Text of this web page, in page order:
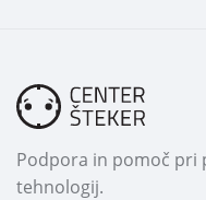
Podpora in pomoč
tehnologij.